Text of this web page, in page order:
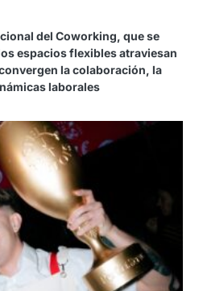
del Coworking, que se
espacios flexibles atraviesan
la colaboración, la
laborales